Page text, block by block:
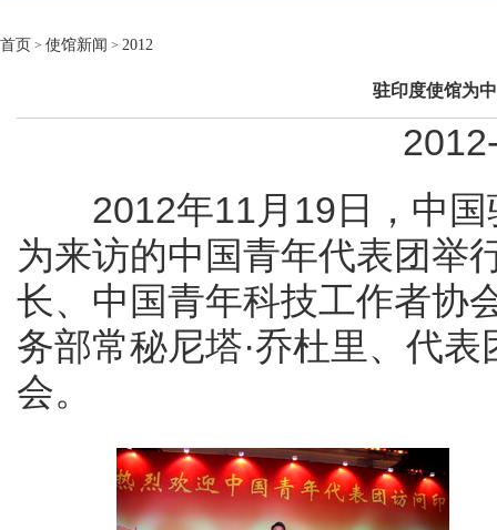
首页 > 使馆新闻 > 2012
驻印度使馆为
2012年11月19日，中国
为来访的中国青年代表团举
长、中国青年科技工作者协
务部常秘尼塔·乔杜里、代
会。